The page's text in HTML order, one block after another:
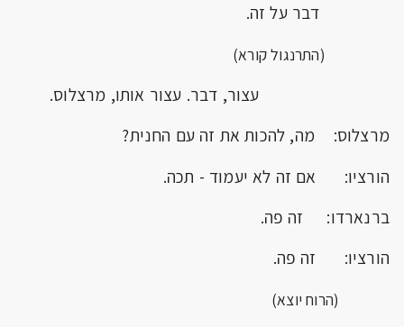
דבר על זה.
(התרנגול קורא)
עצור, דבר. עצור אותו, מרצלוס.
מרצלוס: מה, להכות את זה עם החנית?
הורציו: אם זה לא יעמוד - תכה.
ברנארדו: זה פה.
הורציו: זה פה.
(הרוח יוצא)